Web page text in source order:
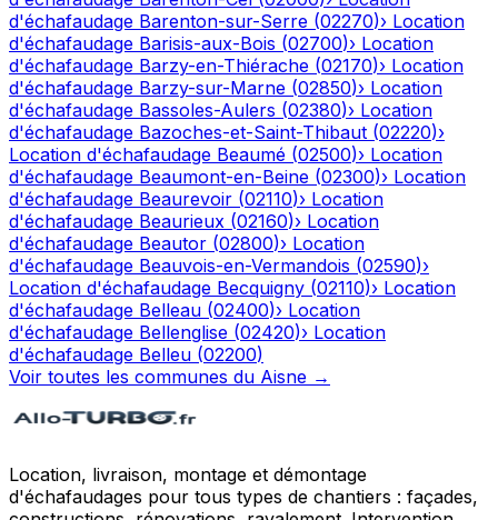
d'échafaudage Barenton-sur-Serre (02270)› Location
d'échafaudage Barisis-aux-Bois (02700)› Location
d'échafaudage Barzy-en-Thiérache (02170)› Location
d'échafaudage Barzy-sur-Marne (02850)› Location
d'échafaudage Bassoles-Aulers (02380)› Location
d'échafaudage Bazoches-et-Saint-Thibaut (02220)›
Location d'échafaudage Beaumé (02500)› Location
d'échafaudage Beaumont-en-Beine (02300)› Location
d'échafaudage Beaurevoir (02110)› Location
d'échafaudage Beaurieux (02160)› Location
d'échafaudage Beautor (02800)› Location
d'échafaudage Beauvois-en-Vermandois (02590)›
Location d'échafaudage Becquigny (02110)› Location
d'échafaudage Belleau (02400)› Location
d'échafaudage Bellenglise (02420)› Location
d'échafaudage Belleu (02200)
Voir toutes les communes du Aisne →
Location, livraison, montage et démontage
d'échafaudages pour tous types de chantiers : façades,